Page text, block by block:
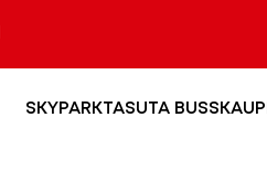
SKYPARKTASUTA BUSS